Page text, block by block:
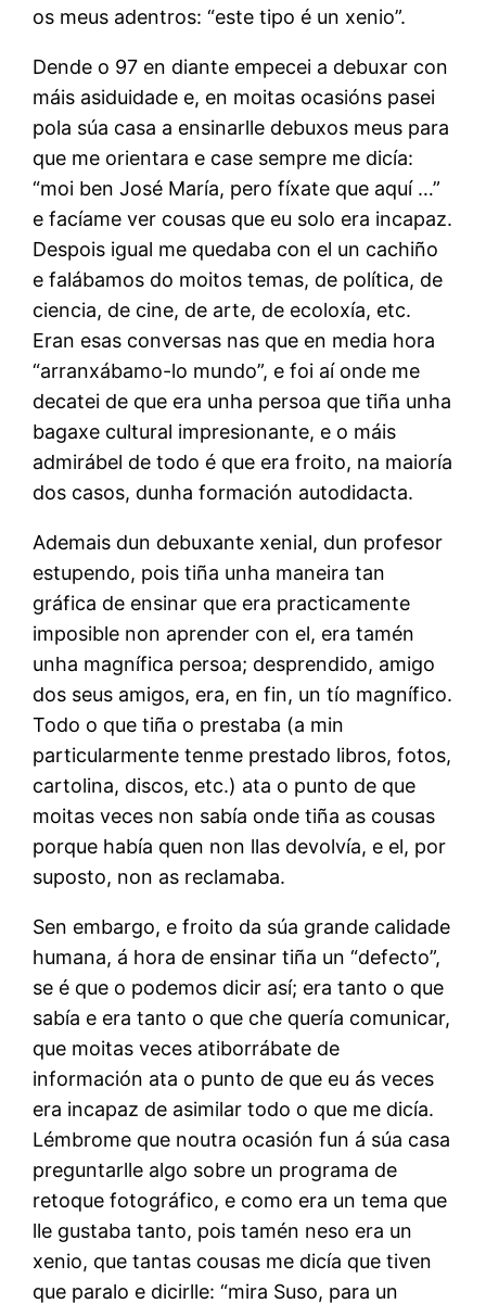
os meus adentros: “este tipo é un xenio”.
Dende o 97 en diante empecei a debuxar con
máis asiduidade e, en moitas ocasións pasei
pola súa casa a ensinarlle debuxos meus para
que me orientara e case sempre me dicía:
“moi ben José María, pero fíxate que aquí …”
e facíame ver cousas que eu solo era incapaz.
Despois igual me quedaba con el un cachiño
e falábamos do moitos temas, de política, de
ciencia, de cine, de arte, de ecoloxía, etc.
Eran esas conversas nas que en media hora
“arranxábamo-lo mundo”, e foi aí onde me
decatei de que era unha persoa que tiña unha
bagaxe cultural impresionante, e o máis
admirábel de todo é que era froito, na maioría
dos casos, dunha formación autodidacta.
Ademais dun debuxante xenial, dun profesor
estupendo, pois tiña unha maneira tan
gráfica de ensinar que era practicamente
imposible non aprender con el, era tamén
unha magnífica persoa; desprendido, amigo
dos seus amigos, era, en fin, un tío magnífico.
Todo o que tiña o prestaba (a min
particularmente tenme prestado libros, fotos,
cartolina, discos, etc.) ata o punto de que
moitas veces non sabía onde tiña as cousas
porque había quen non llas devolvía, e el, por
suposto, non as reclamaba.
Sen embargo, e froito da súa grande calidade
humana, á hora de ensinar tiña un “defecto”,
se é que o podemos dicir así; era tanto o que
sabía e era tanto o que che quería comunicar,
que moitas veces atiborrábate de
información ata o punto de que eu ás veces
era incapaz de asimilar todo o que me dicía.
Lémbrome que noutra ocasión fun á súa casa
preguntarlle algo sobre un programa de
retoque fotográfico, e como era un tema que
lle gustaba tanto, pois tamén neso era un
xenio, que tantas cousas me dicía que tiven
que paralo e dicirlle: “mira Suso, para un